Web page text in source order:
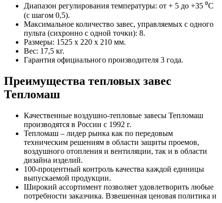
Диапазон регулирования температуры: от + 5 до +35 ⁰C
(с шагом 0,5).
Максимальное количество завес, управляемых с одного
пульта (сихронно с одной точки): 8.
Размеры: 1525 x 220 x 210 мм.
Вес: 17,5 кг.
Гарантия официального производителя 3 года.
Преимущества тепловых завес
Тепломаш
Качественные воздушно-тепловые завесы Тепломаш
производятся в России с 1992 г.
Тепломаш – лидер рынка как по передовым
техническим решениям в области защиты проемов,
воздушного отопления и вентиляции, так и в области
дизайна изделий.
100-процентный контроль качества каждой единицы
выпускаемой продукции.
Широкий ассортимент позволяет удовлетворить любые
потребности заказчика. Взвешенная ценовая политика и